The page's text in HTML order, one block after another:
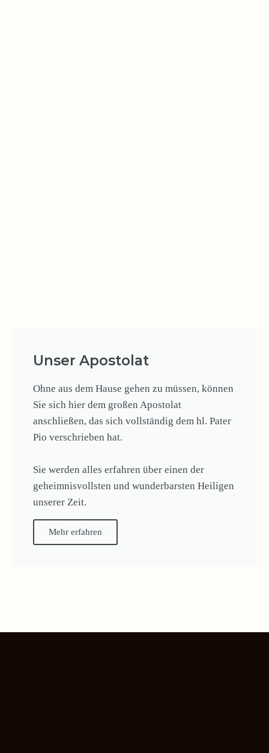
Unser Apostolat
Ohne aus dem Hause gehen zu müssen, können
Sie sich hier dem großen Apostolat
anschließen, das sich vollständig dem hl. Pater
Pio verschrieben hat.
Sie werden alles erfahren über einen der
geheimnisvollsten und wunderbarsten Heiligen
unserer Zeit.
Mehr erfahren